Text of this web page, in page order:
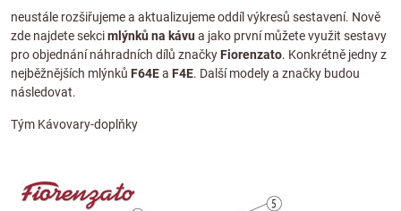
neustále rozšiřujeme a aktualizujeme oddíl výkresů sestavení. Nově
zde najdete sekcimlýnků na kávu a jako první můžete využit sestavy
pro objednání náhradních dílů značky Fiorenzato. Konkrétně jedny z
nejběžnějších mlýnků F64Ea F4E. Další modely a značky budou
následovat.
Tým Kávovary-doplňky